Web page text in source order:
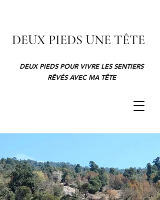
DEUX PIEDS UNE TÊTE
DEUX PIEDS POUR VIVRE LES SENTIERS
RÊVÉS AVEC MA TÊTE